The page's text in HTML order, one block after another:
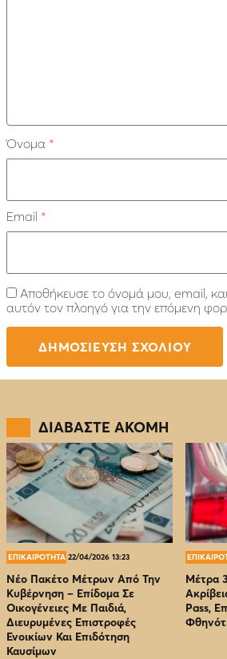
Όνομα *
Email *
Αποθήκευσε το όνομά μου, email,
αυτόν τον πλοηγό για την επόμενη
ΔΙΑΒΑΣΤΕ ΑΚΟΜΗ
ΕΠΙΚΑΙΡΟΤΗΤΑ 22/04/2026 13:23
Νέο Πακέτο Μέτρων Από Την
Κυβέρνηση – Επίδομα Σε
Οικογένειες Με Παιδιά,
Διευρυμένες Επιστροφές
Ενοικίων Και Επιδότηση
Καυσίμων
Μέτρα
Pass,